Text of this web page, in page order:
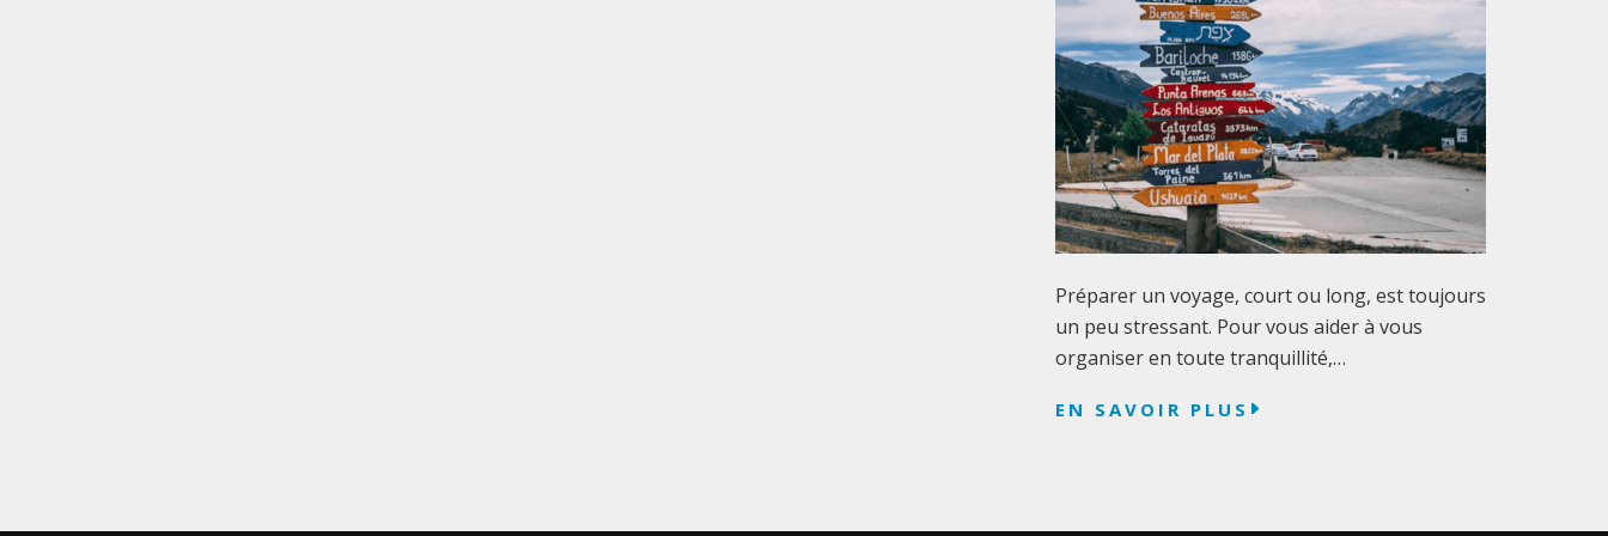
Préparer un voyage, court ou long, est toujours
un peu stressant. Pour vous aider à vous
organiser en toute tranquillité,…
EN SAVOIR PLUS